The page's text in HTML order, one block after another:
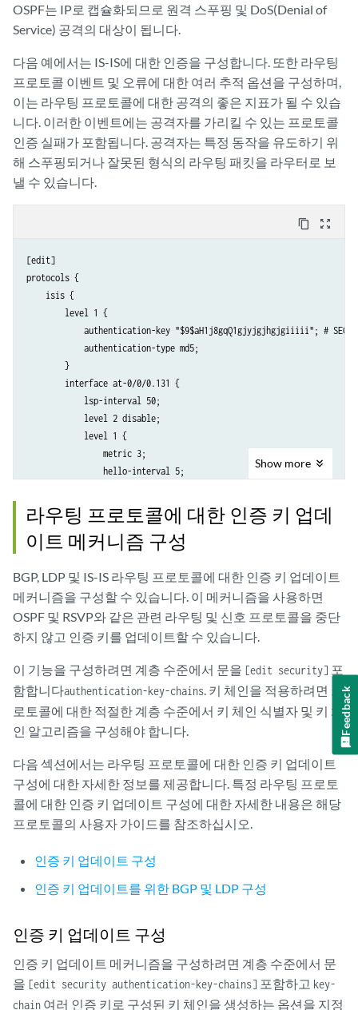
            log-updown;
            peer-as 2;
            authentication-key "$9$aH1j8gqQ1gjyjgjhgjgiiiii";
        }
    }
OSPF는 IP로 캡슐화되므로 원격 스푸핑 및 DoS(Denial of
Service) 공격의 대상이 됩니다.
다음 예에서는 IS-IS에 대한 인증을 구성합니다. 또한 라우팅
프로토콜 이벤트 및 오류에 대한 여러 추적 옵션을 구성하며,
이는 라우팅 프로토콜에 대한 공격의 좋은 지표가 될 수 있습
니다. 이러한 이벤트에는 공격자를 가리킬 수 있는 프로토콜
인증 실패가 포함됩니다. 공격자는 특정 동작을 유도하기 위
해 스푸핑되거나 잘못된 형식의 라우팅 패킷을 라우터로 보
낼 수 있습니다.
content_copy zoom_out_map
[edit]
protocols {
    isis {
        level 1 {
authentication-key "$9$aH1j8gqQ1gjyjgjhgjgiiiii"; #
            authentication-type md5;
        }
        interface at-0/0/0.131 {
            lsp-interval 50;
            level 2 disable;
            level 1 {
                metric 3;
                hello-interval 5;
            }
        }
        interface lo0.0 {
        }
        traceoptions {
            file isis-trace size 10m files 10;
            flag normal;
            flag error;
        }
Show more
라우팅 프로토콜에 대한 인증 키 업데
이트 메커니즘 구성
BGP, LDP 및 IS-IS 라우팅 프로토콜에 대한 인증 키 업데이트
메커니즘을 구성할 수 있습니다. 이 메커니즘을 사용하면
OSPF 및 RSVP와 같은 관련 라우팅 및 신호 프로토콜을 중단
하지 않고 인증 키를 업데이트할 수 있습니다.
이 기능을 구성하려면 계층 수준에서 문을 [edit security] 포
함합니다authentication-key-chains. 키 체인을 적용하려면 프
로토콜에 대한 적절한 계층 수준에서 키 체인 식별자 및 키 체
인 알고리즘을 구성해야 합니다.
다음 섹션에서는 라우팅 프로토콜에 대한 인증 키 업데이트
구성에 대한 자세한 정보를 제공합니다. 특정 라우팅 프로토
콜에 대한 인증 키 업데이트 구성에 대한 자세한 내용은 해당
프로토콜의 사용자 가이드를 참조하십시오.
인증 키 업데이트 구성
인증 키 업데이트를 위한 BGP 및 LDP 구성
인증 키 업데이트 구성
인증 키 업데이트 메커니즘을 구성하려면 계층 수준에서 문
을 [edit security authentication-key-chains] 포함하고 key-
chain 여러 인증 키로 구성된 키 체인을 생성하는 옵션을 지정
Feedback